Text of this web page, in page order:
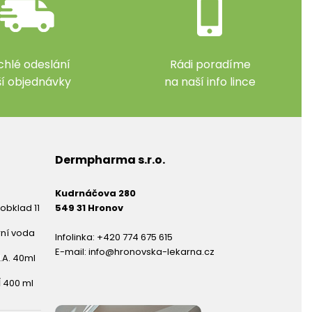
odeslání
objednávky
Rádi poradíme
na naší info lince
11
voda
40ml
400 ml
Dermpharma s.r.o.
Kudrnáčova 280
549 31 Hronov
Infolinka: +420 774 675 615
E-mail: info@hronovska-lekarna.cz